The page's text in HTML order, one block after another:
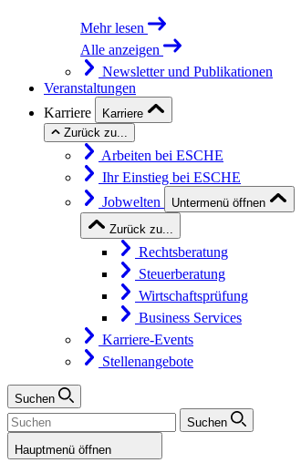
Mehr lesen
Alle anzeigen
Newsletter und Publikationen
Veranstaltungen
Karriere
Karriere
Zurück zu...
Arbeiten bei ESCHE
Ihr Einstieg bei ESCHE
Jobwelten
Untermenü öffnen
Zurück zu...
Rechtsberatung
Steuerberatung
Wirtschaftsprüfung
Business Services
Karriere-Events
Stellenangebote
Suchen
Suchen
Hauptmenü öffnen